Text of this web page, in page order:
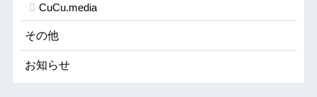
CuCu.media
その他
お知らせ